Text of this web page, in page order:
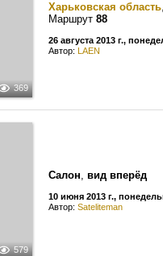
369
Харьковская область
Маршрут 88
26 августа 2013 г.,
Автор: LAEN
579
Салон, вид вперёд
10 июня 2013 г.,
Автор: Sateliteman